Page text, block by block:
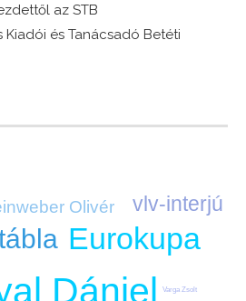
az STB
és Tanácsadó Betéti
Dániel
Eurokupa
vlv-interjú
Olivér
Varga Zsolt